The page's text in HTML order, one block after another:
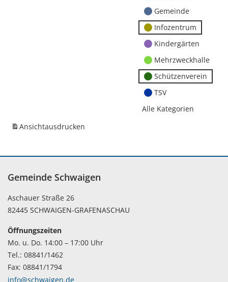
Gemeinde
Infozentrum
Kindergärten
Mehrzweckhalle
Schützenverein
TSV
Alle Kategorien
Ansichtausdrucken
Gemeinde Schwaigen
Aschauer Straße 26
82445 SCHWAIGEN-GRAFENASCHAU
Öffnungszeiten
Mo. u. Do. 14:00 – 17:00 Uhr
Tel.: 08841/1462
Fax: 08841/1794
info@schwaigen.de